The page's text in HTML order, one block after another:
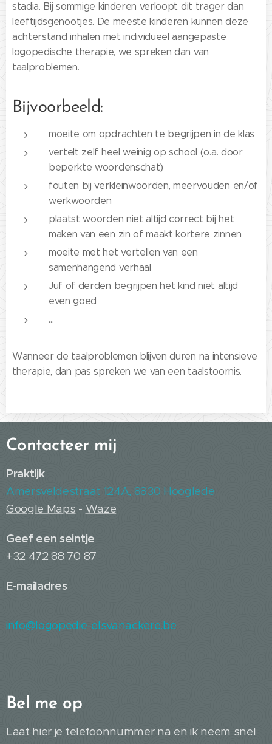
stadia. Bij sommige kinderen verloopt dit trager dan
leeftijdsgenootjes. De meeste kinderen kunnen deze
achterstand inhalen met individueel aangepaste
logopedische therapie, we spreken dan van
taalproblemen.
Bijvoorbeeld:
moeite om opdrachten te begrijpen in de klas
vertelt zelf heel weinig op school (o.a. door
beperkte woordenschat)
fouten bij verkleinwoorden, meervouden en/of
werkwoorden
plaatst woorden niet altijd correct bij het
maken van een zin of maakt kortere zinnen
moeite met het vertellen van een
samenhangend verhaal
Juf of derden begrijpen het kind niet altijd
even goed
…
Wanneer de taalproblemen blijven duren na intensieve
therapie, dan pas spreken we van een taalstoornis.
Contacteer mij
Praktijk
Amersveldestraat 124A, 8830 Hooglede
Google Maps - Waze
Geef een seintje
+32 472 88 70 87
E-mailadres
info@logopedie-elsvanackere.be
Bel me op
Laat hier je telefoonnummer na en ik neem snel